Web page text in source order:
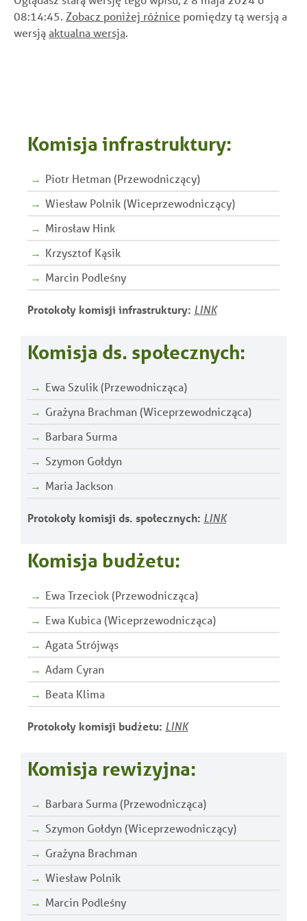
08:14:45. Zobacz poniżej różnice pomiędzy tą wersją a
wersjąaktualna wersja.
Komisja infrastruktury:
Piotr Hetman (Przewodniczący)
Wiesław Polnik (Wiceprzewodniczący)
Mirosław Hink
Krzysztof Kąsik
Marcin Podleśny
Protokoły komisji infrastruktury: LINK
Komisja ds. społecznych:
Ewa Szulik (Przewodnicząca)
Grażyna Brachman (Wiceprzewodnicząca)
Barbara Surma
Szymon Gołdyn
Maria Jackson
Protokoły komisji ds. społecznych: LINK
Komisja budżetu:
Ewa Trzeciok (Przewodnicząca)
Ewa Kubica (Wiceprzewodnicząca)
Agata Strójwąs
Adam Cyran
Beata Klima
Protokoły komisji budżetu: LINK
Komisja rewizyjna:
Barbara Surma (Przewodnicząca)
Szymon Gołdyn (Wiceprzewodniczący)
Grażyna Brachman
Wiesław Polnik
Marcin Podleśny